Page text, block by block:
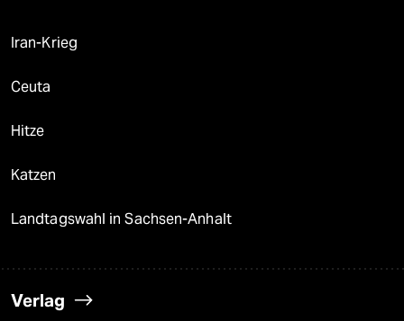
Iran-Krieg
Ceuta
Hitze
Katzen
Landtagswahl in Sachsen-Anhalt
Verlag